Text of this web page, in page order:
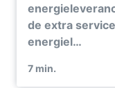
de extra
energiel…
7 min.